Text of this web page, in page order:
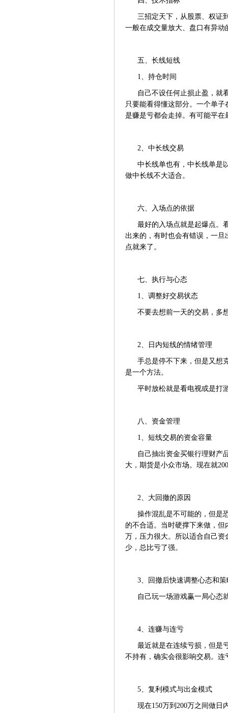
三招定天下，从股票、权证
一般在成交量放大、盘口有异
五、长线短线
1、持仓时间
自己不设任何止损止盈，就
只要能看得懂这部分。一个单
是赚是亏都会走掉。有可能平
2、中长线交易
中长线单也有，中长线单是
做中长线不大适合。
六、入场点的依据
最好的入场点就是起爆点。
出来的，有时也会有错误，一
点就来了。
七、执行与心态
1、调整好交易状态
不要去想前一天的交易，多
2、日内短线的情绪管理
手总是停不下来，但是又想
是一个方法。
平时放松就是看电视或是打
八、资金管理
1、短线交易的资金容量
自己抽出资金买银行理财产
大，期货是小众市场。现在就
2、大回撤的原因
操作混乱是不可能的，但是
的不合适。当时硬撑下来做，
万，压力很大。所以适合自己资
少，总比亏了强。
3、回撤后快速调整心态和策
自己玩一场游戏赢一局心态
4、连赚与连亏
最近就是在连续亏损，但是
不持有，确实会很影响交易。连
5、复利模式与出金模式
现在150万到200万之间做日